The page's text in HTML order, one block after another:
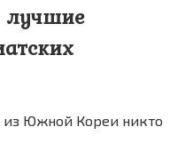
из Южной Кореи никто